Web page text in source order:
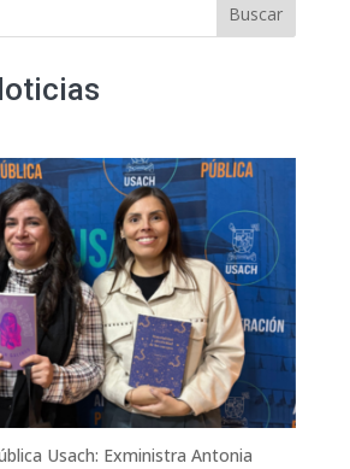
Buscar
Usach: Exministra Antonia